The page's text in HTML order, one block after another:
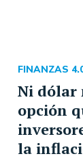
Ni dólar
opción
la
FINANZAS